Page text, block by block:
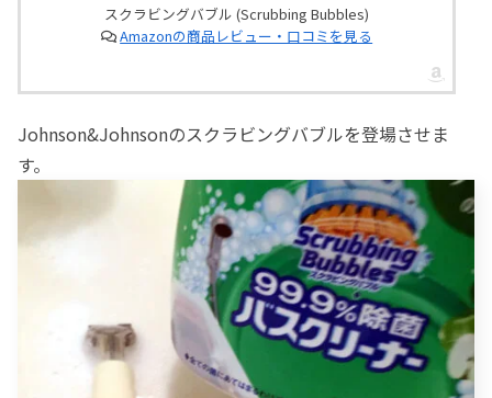
スクラビングバブル (Scrubbing Bubbles)
Amazonの商品レビュー・口コミを見る
Johnson&Johnsonのスクラビングバブルを登場させま
す。